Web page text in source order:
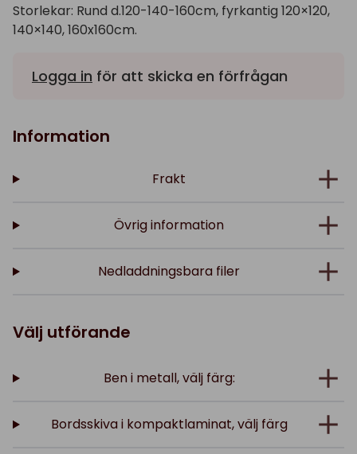
Storlekar: Rund d.120-140-160cm, fyrkantig 120×120,
140×140, 160x160cm.
Logga in för att skicka en förfrågan
Information
Frakt
Övrig information
Nedladdningsbara filer
Välj utförande
Ben i metall, välj färg:
Bordsskiva i kompaktlaminat, välj färg